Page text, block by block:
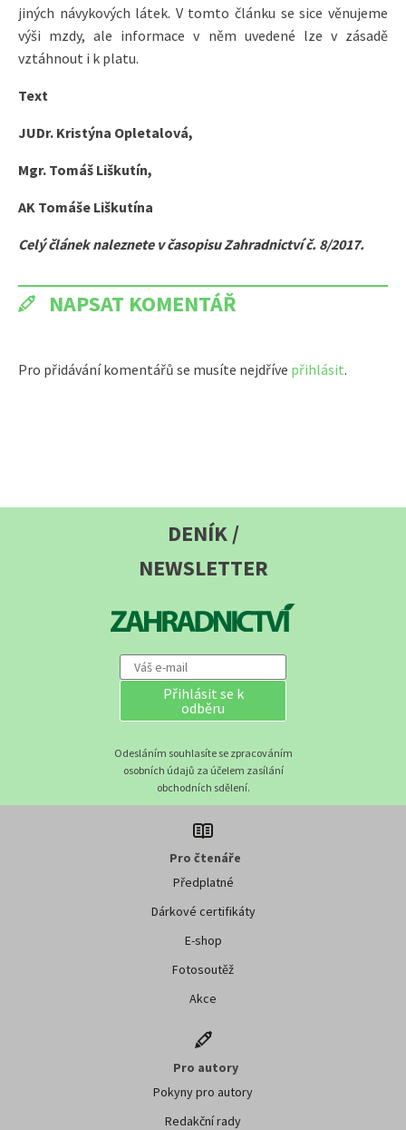
jiných návykových látek. V tomto článku se sice věnujeme
výši mzdy, ale informace v něm uvedené lze v zásadě
vztáhnout i k platu.
Text
JUDr. Kristýna Opletalová,
Mgr. Tomáš Liškutín,
AK Tomáše Liškutína
Celý článek naleznete v časopisu Zahradnictví č. 8/2017.
NAPSAT KOMENTÁŘ
Pro přidávání komentářů se musíte nejdříve přihlásit.
DENÍK /
NEWSLETTER
Přihlásit se k
odběru
Odesláním souhlasíte se zpracováním
osobních údajů za účelem zasílání
obchodních sdělení.
Pro čtenáře
Předplatné
Dárkové certifikáty
E-shop
Fotosoutěž
Akce
Pro autory
Pokyny pro autory
Redakční rady